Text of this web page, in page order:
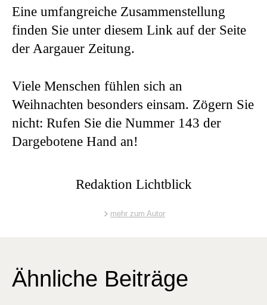
Eine umfangreiche Zusammenstellung
finden Sie unter diesem Link auf der Seite
der Aargauer Zeitung.
Viele Menschen fühlen sich an
Weihnachten besonders einsam. Zögern Sie
nicht: Rufen Sie die Nummer 143 der
Dargebotene Hand an!
Redaktion Lichtblick
mehr zum Autor
Ähnliche Beiträge